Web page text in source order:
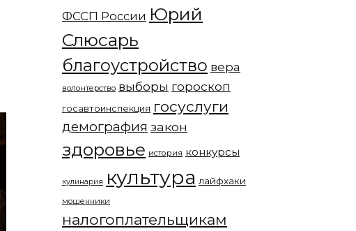
ФССП России Юрий
Слюсарь
благоустройство вера
волонтерство выборы гороскоп
госавтоинспекция госуслуги
демография закон
здоровье история конкурсы
кулинария культура лайфхаки
мошенники
налогоплательщикам